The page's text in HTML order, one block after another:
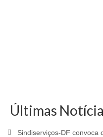
Últimas
Sindiserviços-DF convoca